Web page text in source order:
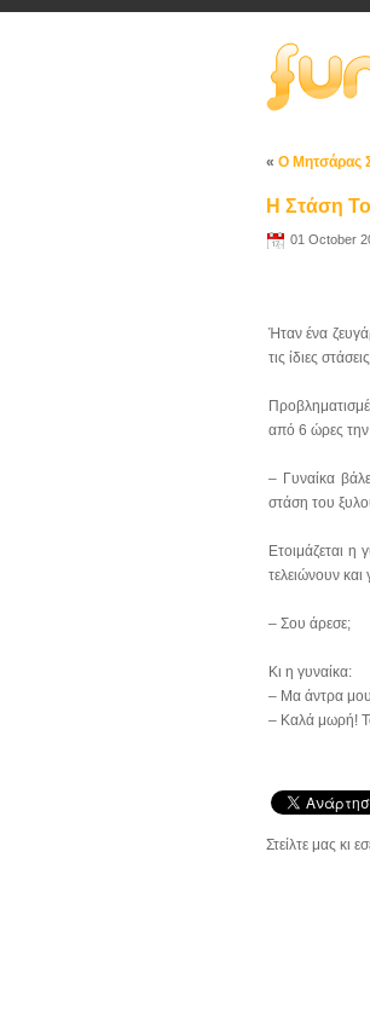
« Ο Μητσάρας
Η Στάση
01 October
Ήταν ένα
τις ίδιες
από 6 ώρες την
– Γυναίκα
στάση του
Ετοιμάζεται
τελειώνουν
– Σου άρεσε;
Κι η γυναίκα:
– Μα άντρα
– Καλά μωρή!
Στείλτε μας κι